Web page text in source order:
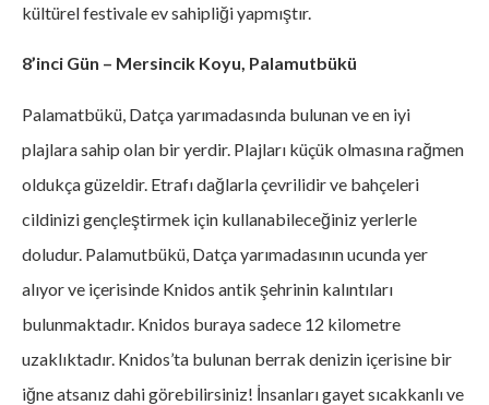
kültürel festivale ev sahipliği yapmıştır.
8’inci Gün – Mersincik Koyu, Palamutbükü
Palamatbükü, Datça yarımadasında bulunan ve en iyi
plajlara sahip olan bir yerdir. Plajları küçük olmasına rağmen
oldukça güzeldir. Etrafı dağlarla çevrilidir ve bahçeleri
cildinizi gençleştirmek için kullanabileceğiniz yerlerle
doludur. Palamutbükü, Datça yarımadasının ucunda yer
alıyor ve içerisinde Knidos antik şehrinin kalıntıları
bulunmaktadır. Knidos buraya sadece 12 kilometre
uzaklıktadır. Knidos’ta bulunan berrak denizin içerisine bir
iğne atsanız dahi görebilirsiniz! İnsanları gayet sıcakkanlı ve